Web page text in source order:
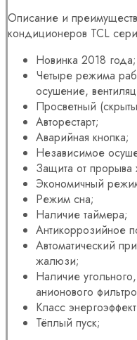
Описание и
кондиционеров TCL
Новинка 2018 года;
Четыре режима
осушение,
Просветный
Авторестарт;
Аварийная кнопка;
Независимое
Защита от прорыва
Экономичный
Режим сна;
Наличие таймера;
Антикоррозийное
Автоматический
жалюзи;
Наличие
анионового
Класс
Тёплый пуск;